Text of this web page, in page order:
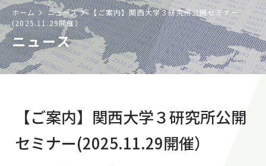
ホーム ニュース
【ご案内】関西大学３研究所公開セミナー
(2025.11.29開催）
ニュース
【ご案内】関西大学３研究所公開
セミナー(2025.11.29開催）